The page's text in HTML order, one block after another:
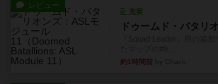
レビュー
充実
約1時間前